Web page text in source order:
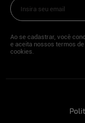
Ao se cadastrar, você
e aceita nossos termos
cookies.